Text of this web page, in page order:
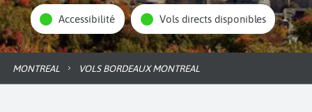
Accessibilité Vols directs disponibles
MONTREAL VOLS BORDEAUX MONTREAL